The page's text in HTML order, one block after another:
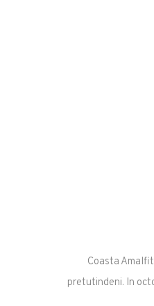
Coasta
pretutindeni. In